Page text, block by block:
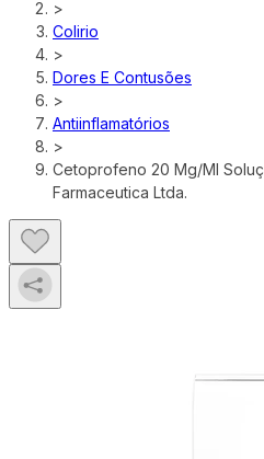
>
Colirio
>
Dores E Contusões
>
Antiinflamatórios
>
Cetoprofeno 20 Mg/Ml
Farmaceutica Ltda.